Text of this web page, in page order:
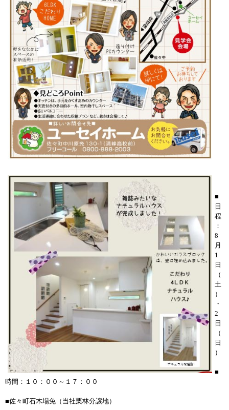
■
日
程
：
8
月
1
日
（
土
）
・
2
日
（
日
）
■
時間：１０：００～１７：００
■佐々町石木場免（当社栗林分譲地）